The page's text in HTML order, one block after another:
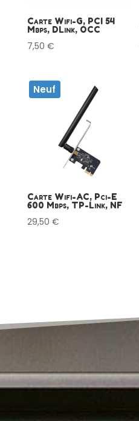
Carte Wifi-G, PCI 54
Mbps, DLink, OCC
7,50 €
Neuf
Carte Wifi-AC, Pci-E
600 Mbps, TP-Link, NF
29,50 €